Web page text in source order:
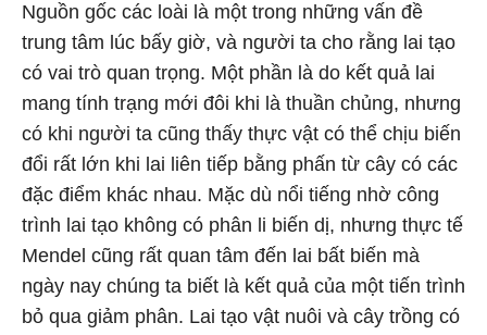
Nguồn gốc các loài là một trong những vấn đề
trung tâm lúc bấy giờ, và người ta cho rằng lai tạo
có vai trò quan trọng. Một phần là do kết quả lai
mang tính trạng mới đôi khi là thuần chủng, nhưng
có khi người ta cũng thấy thực vật có thể chịu biến
đổi rất lớn khi lai liên tiếp bằng phấn từ cây có các
đặc điểm khác nhau. Mặc dù nổi tiếng nhờ công
trình lai tạo không có phân li biến dị, nhưng thực tế
Mendel cũng rất quan tâm đến lai bất biến mà
ngày nay chúng ta biết là kết quả của một tiến trình
bỏ qua giảm phân. Lai tạo vật nuôi và cây trồng có